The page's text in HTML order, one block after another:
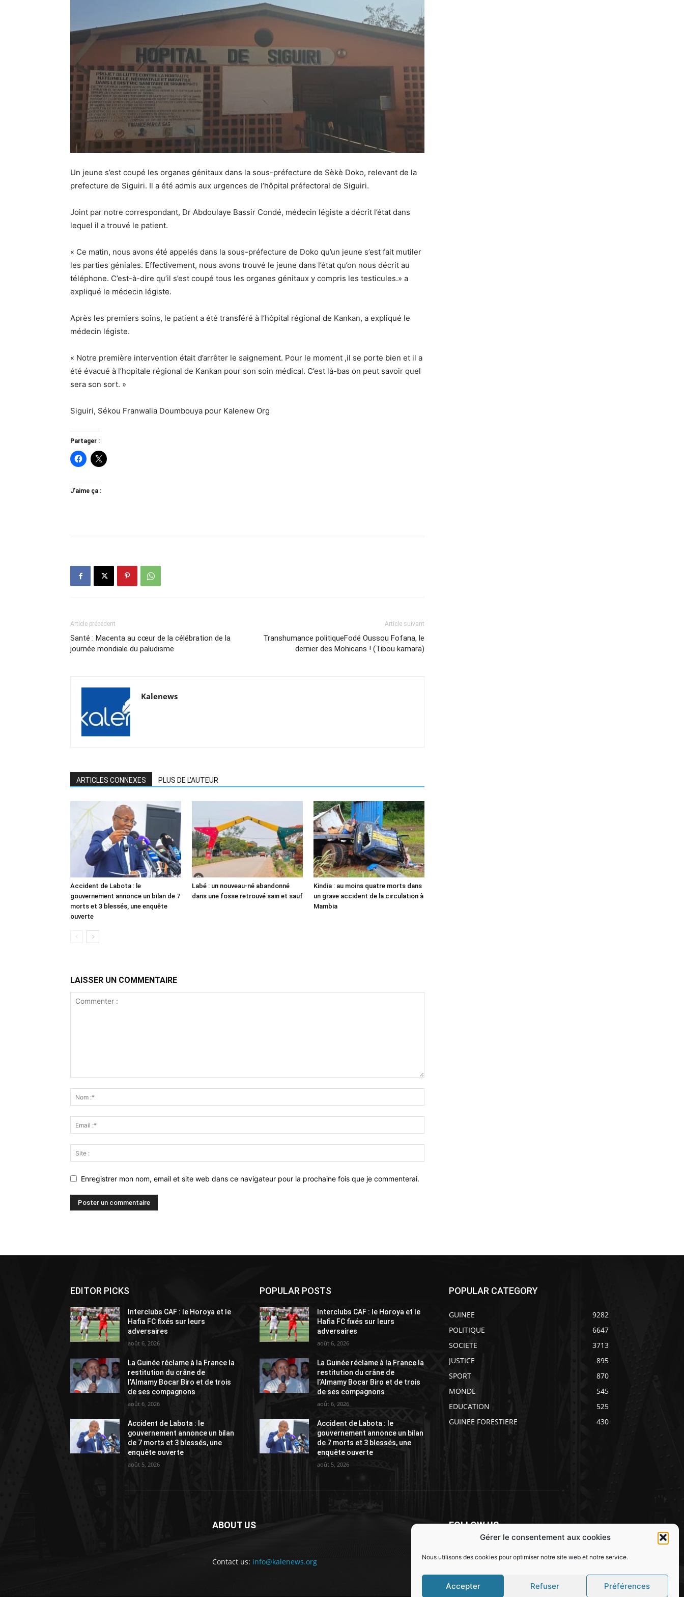
Gérer le consentement aux cookies
Nous utilisons des cookies pour optimiser notre site web et notre service.
Accepter Refuser Préférences
Un jeune s’est coupé les organes génitaux dans la sous-préfecture de Sèkè Doko, relevant de la
prefecture de Siguiri. Il a été admis aux urgences de l’hôpital préfectoral de Siguiri.
Joint par notre correspondant, Dr Abdoulaye Bassir Condé, médecin légiste a décrit l’état dans
lequel il a trouvé le patient.
« Ce matin, nous avons été appelés dans la sous-préfecture de Doko qu’un jeune s’est fait mutiler
les parties géniales. Effectivement, nous avons trouvé le jeune dans l’état qu’on nous décrit au
téléphone. C’est-à-dire qu’il s’est coupé tous les organes génitaux y compris les testicules.» a
expliqué le médecin légiste.
Après les premiers soins, le patient a été transféré à l’hôpital régional de Kankan, a expliqué le
médecin légiste.
« Notre première intervention était d’arrêter le saignement. Pour le moment ,il se porte bien et il a
été évacué à l’hopitale régional de Kankan pour son soin médical. C’est là-bas on peut savoir quel
sera son sort. »
Siguiri, Sékou Franwalia Doumbouya pour Kalenew Org
Partager :
J’aime ça :
Article précédent
Santé : Macenta au cœur de la célébration de la
journée mondiale du paludisme
Article suivant
Transhumance politiqueFodé Oussou Fofana, le
dernier des Mohicans ! (Tibou kamara)
Kalenews
ARTICLES CONNEXES PLUS DE L'AUTEUR
Accident de Labota : le
gouvernement annonce un bilan de 7
morts et 3 blessés, une enquête
ouverte
Labé : un nouveau-né abandonné
dans une fosse retrouvé sain et sauf
Kindia : au moins quatre morts dans
un grave accident de la circulation à
Mambia
LAISSER UN COMMENTAIRE
Enregistrer mon nom, email et site web dans ce navigateur pour la prochaine fois que je commenterai.
EDITOR PICKS
Interclubs CAF : le Horoya et le
Hafia FC fixés sur leurs
adversaires
août 6, 2026
La Guinée réclame à la France la
restitution du crâne de
l’Almamy Bocar Biro et de trois
de ses compagnons
août 6, 2026
Accident de Labota : le
gouvernement annonce un bilan
de 7 morts et 3 blessés, une
enquête ouverte
août 5, 2026
POPULAR POSTS
Interclubs CAF : le Horoya et le
Hafia FC fixés sur leurs
adversaires
août 6, 2026
La Guinée réclame à la France la
restitution du crâne de
l’Almamy Bocar Biro et de trois
de ses compagnons
août 6, 2026
Accident de Labota : le
gouvernement annonce un bilan
de 7 morts et 3 blessés, une
enquête ouverte
août 5, 2026
POPULAR CATEGORY
GUINEE
9282
POLITIQUE
6647
SOCIETE
3713
JUSTICE
895
SPORT
870
MONDE
545
EDUCATION
525
GUINEE FORESTIERE
430
ABOUT US
Contact us: info@kalenews.org
FOLLOW US